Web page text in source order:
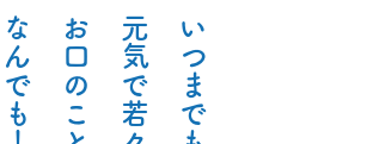
い
つ
ま
で
元
気
で
若
お
口
の
こ
な
ん
で
も